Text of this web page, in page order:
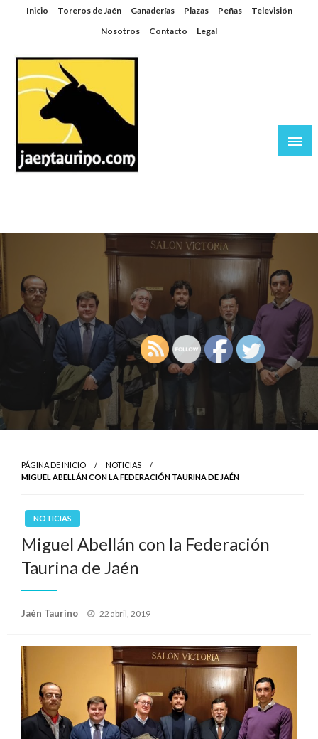
SaltarInicio Toreros de Jaén Ganaderías Plazas Peñas
Televisión
Nosotros
Contacto Legal
PÁGINA DE INICIO
NOTICIAS
MIGUEL ABELLÁN CON LA FEDERACIÓN TAURINA DE JAÉN
NOTICIAS
Miguel Abellán con la Federación
Taurina de Jaén
Jaén Taurino
Publicado
22 abril, 2019